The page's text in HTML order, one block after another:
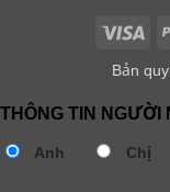
Bản
THÔNG TIN NGƯỜI
Anh Chị